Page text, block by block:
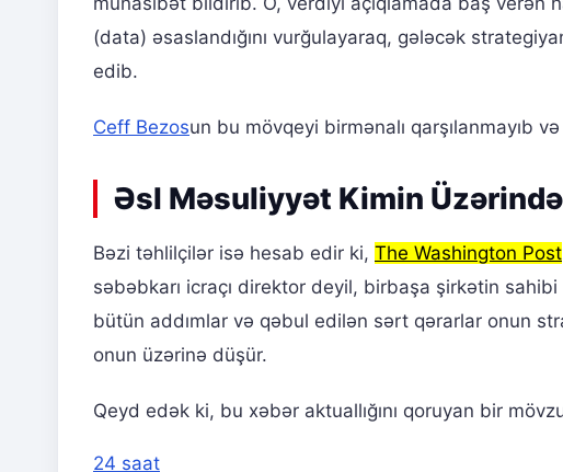
(data) əsaslandığını vurğulayaraq, gələcək
edib.
Ceff Bezosun bu mövqeyi birmənalı qarşılanmayıb
Əsl Məsuliyyət Kimin
Bəzi təhlilçilər isə hesab edir ki, The Washington Post
səbəbkarı icraçı direktor deyil, birbaşa şirkətin
bütün addımlar və qəbul edilən sərt qərarlar onun
onun üzərinə düşür.
Qeyd edək ki, bu xəbər aktuallığını qoruyan bir
24 saat